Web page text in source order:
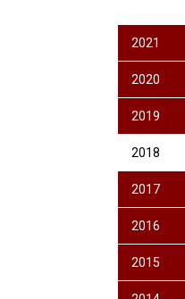
2021
2020
2019
2018
2017
2016
2015